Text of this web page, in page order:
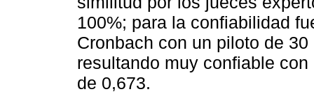
100%; para la confiabilidad
Cronbach con un piloto de
resultando muy confiable
de 0,673.